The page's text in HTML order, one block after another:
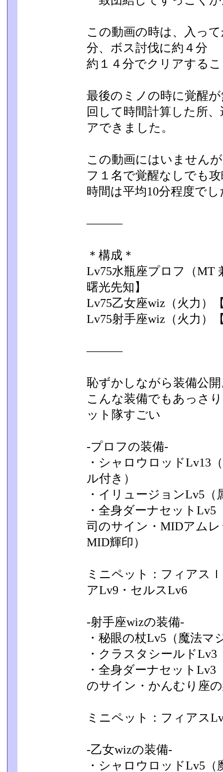
この動画の時は、入っ
分、ボス討伐に約４分
約１４分でクリアする
最後のミノの時に覚醒
回して時間計算した所
アできました。
この動画にはいません
フ１名で覚醒なしでも
時間は平均10分程度でし
―――
＊構成＊
Lv75水瓶座プロフ（
曙光先知】
Lv75乙女座wiz（火力
Lv75射手座wiz（火力
―――
恥ずかしながら装備公
こんな装備でもあっさ
ット隊すごい
-プロフの装備-
・シャロウロッドLv13
ル付き）
・イリュージョンLv5（
・全身ダーナセット
司のサイン・MIDアム
MID輝印）
ミニペット：フィアス
アLv9・セルスLv6
-射手座wizの装備-
・秘眼の杖Lv5（魔法マ
・クラスタシールドLv3
・全身ダーナセット
のサイン・かんむり座
ミニペット：フィアス
-乙女wizの装備-
・シャロウロッドLv5（